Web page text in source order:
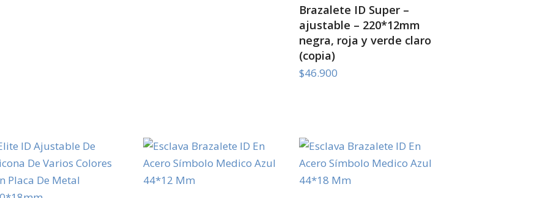
SELECT OPTIONS
Brazalete ID Super –
ajustable – 220*12mm
negra, roja y verde claro
(copia)
$46.900